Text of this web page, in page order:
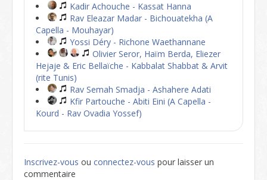
Kadir Achouche - Kassat Hanna
Rav Eleazar Madar - Bichouatekha (A
Capella - Mouhayar)
Yossi Déry - Richone Waethannane
Olivier Seror, Haïm Berda, Eliezer
Hejaje & Eric Bellaïche - Kabbalat Shabbat & Arvit
(rite Tunis)
Rav Semah Smadja - Ashahere Adati
Kfir Partouche - Abiti Eini (A Capella -
Kourd - Rav Ovadia Yossef)
Inscrivez-vous ou connectez-vous pour laisser un
commentaire